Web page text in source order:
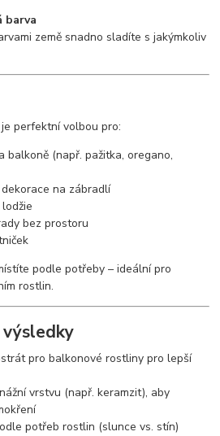
barva
země snadno sladíte s jakýmkoliv
perfektní volbou pro:
balkoně (např. pažitka, oregano,
na zábradlí
bez prostoru
podle potřeby – ideální pro
rostlin.
pro balkonové rostliny pro lepší
vrstvu (např. keramzit), aby
potřeb rostlin (slunce vs. stín)